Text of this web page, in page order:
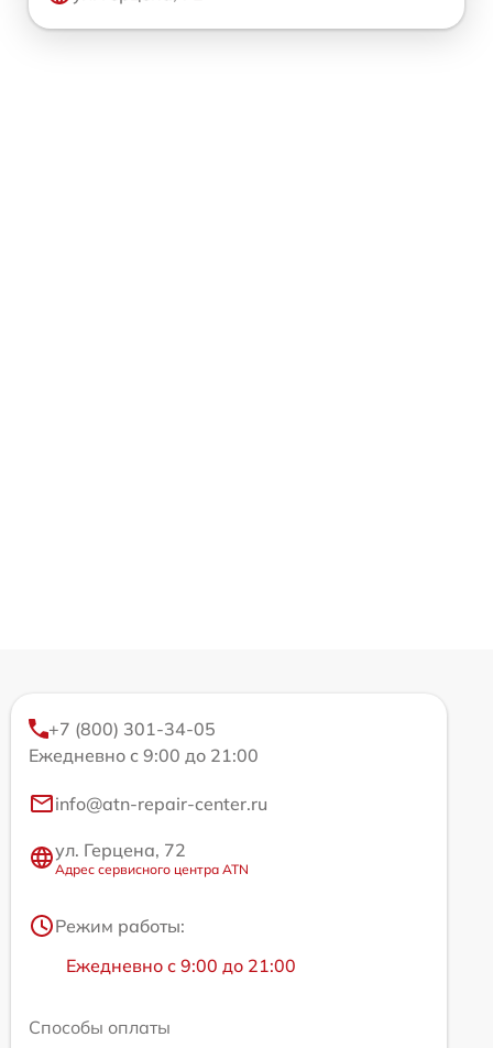
+7 (800) 301-34-05
Ежедневно с 9:00 до 21:00
info@atn-repair-center.ru
ул. Герцена, 72
Адрес сервисного центра ATN
Режим работы:
Ежедневно с 9:00 до 21:00
Способы оплаты